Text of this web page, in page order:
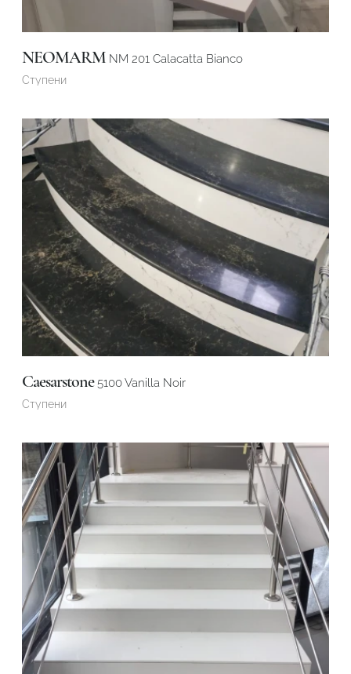
NEOMARM NM 201 Calacatta Bianco
Ступени
Caesarstone5100 Vanilla Noir
Ступени